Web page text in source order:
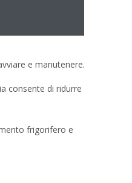
e manutenere.
consente di ridurre
frigorifero e